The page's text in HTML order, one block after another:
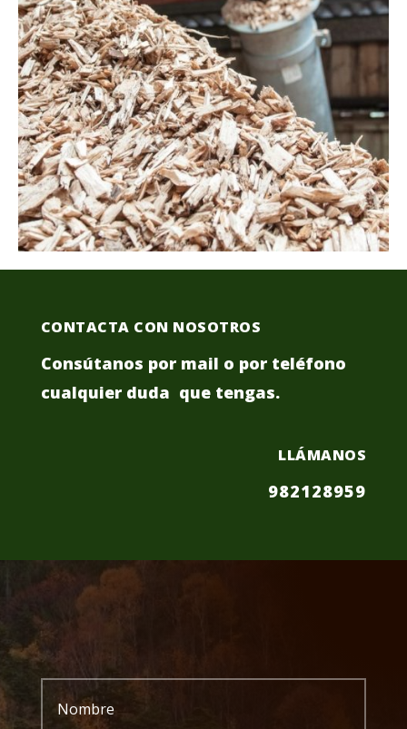
CONTACTA CON NOSOTROS
Consútanos por mail o por teléfono
cualquier duda que tengas.
LLÁMANOS
982128959